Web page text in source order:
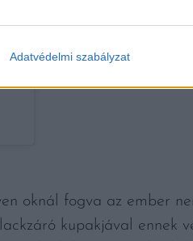
Adatvédelmi szabályzat
oknál fogva az ember
kupakjával ennek